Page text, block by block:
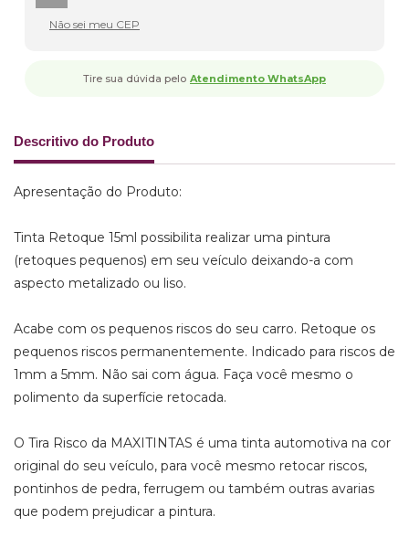
Não sei meu CEP
Tire sua dúvida pelo Atendimento WhatsApp
Descritivo do Produto
Apresentação do Produto:
Tinta Retoque 15ml possibilita realizar uma pintura
(retoques pequenos) em seu veículo deixando-a com
aspecto metalizado ou liso.
Acabe com os pequenos riscos do seu carro. Retoque os
pequenos riscos permanentemente. Indicado para riscos de
1mm a 5mm. Não sai com água. Faça você mesmo o
polimento da superfície retocada.
O Tira Risco da MAXITINTAS é uma tinta automotiva na cor
original do seu veículo, para você mesmo retocar riscos,
pontinhos de pedra, ferrugem ou também outras avarias
que podem prejudicar a pintura.